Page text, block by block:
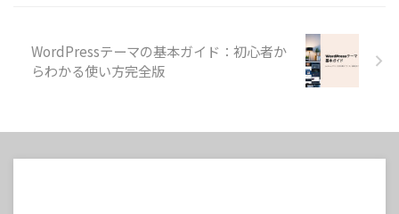
WordPressテーマの基本ガイド：初心者か
らわかる使い方完全版